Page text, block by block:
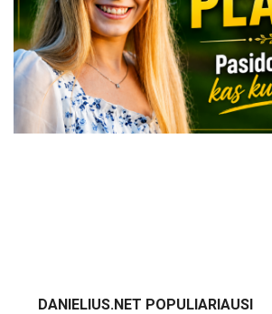
DANIELIUS.NET POPULIARIAUSI